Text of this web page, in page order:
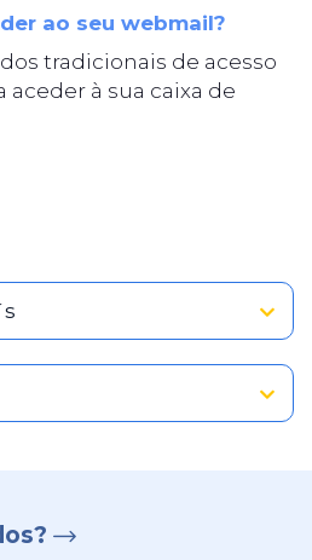
ao seu webmail?
tradicionais de acesso
aceder à sua caixa de